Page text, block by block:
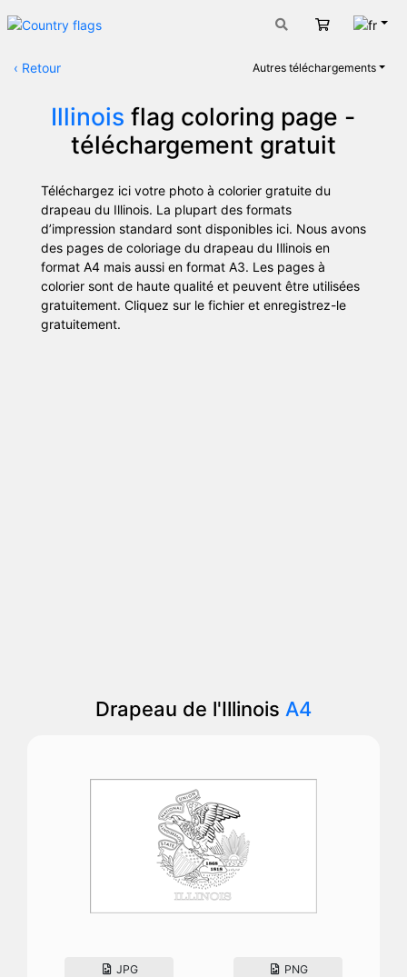
Panier
‹ Retour Autres téléchargements
Illinois flag coloring page -
téléchargement gratuit
Téléchargez ici votre photo à colorier gratuite du
drapeau du Illinois. La plupart des formats
d’impression standard sont disponibles ici. Nous avons
des pages de coloriage du drapeau du Illinois en
format A4 mais aussi en format A3. Les pages à
colorier sont de haute qualité et peuvent être utilisées
gratuitement. Cliquez sur le fichier et enregistrez-le
gratuitement.
Drapeau de l'Illinois A4
JPG PNG